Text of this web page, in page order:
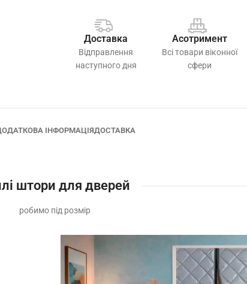
Доставка
Відправлення
наступного дня
Асотримент
Всі товари віконної
сфери
ІНФОРМАЦІЯДОСТАВКА
штори для дверей
робимо під розмір